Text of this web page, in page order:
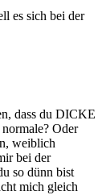
es sich bei der
dass du DICKE
Oder
weiblich
bei der
so dünn bist
mich gleich